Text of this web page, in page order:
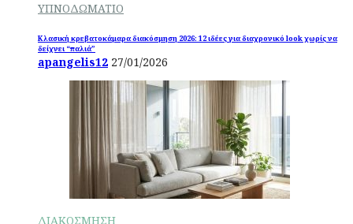
ΥΠΝΟΔΩΜΑΤΙΟ
Κλασική κρεβατοκάμαρα διακόσμηση 2026: 12 ιδέες για διαχρονικό look χωρίς να
δείχνει “παλιά”
apangelis12 27/01/2026
ΔΙΑΚΟΣΜΗΣΗ